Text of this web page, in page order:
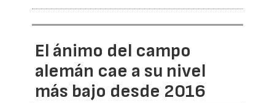
El ánimo del campo
alemán cae a su nivel
más bajo desde 2016